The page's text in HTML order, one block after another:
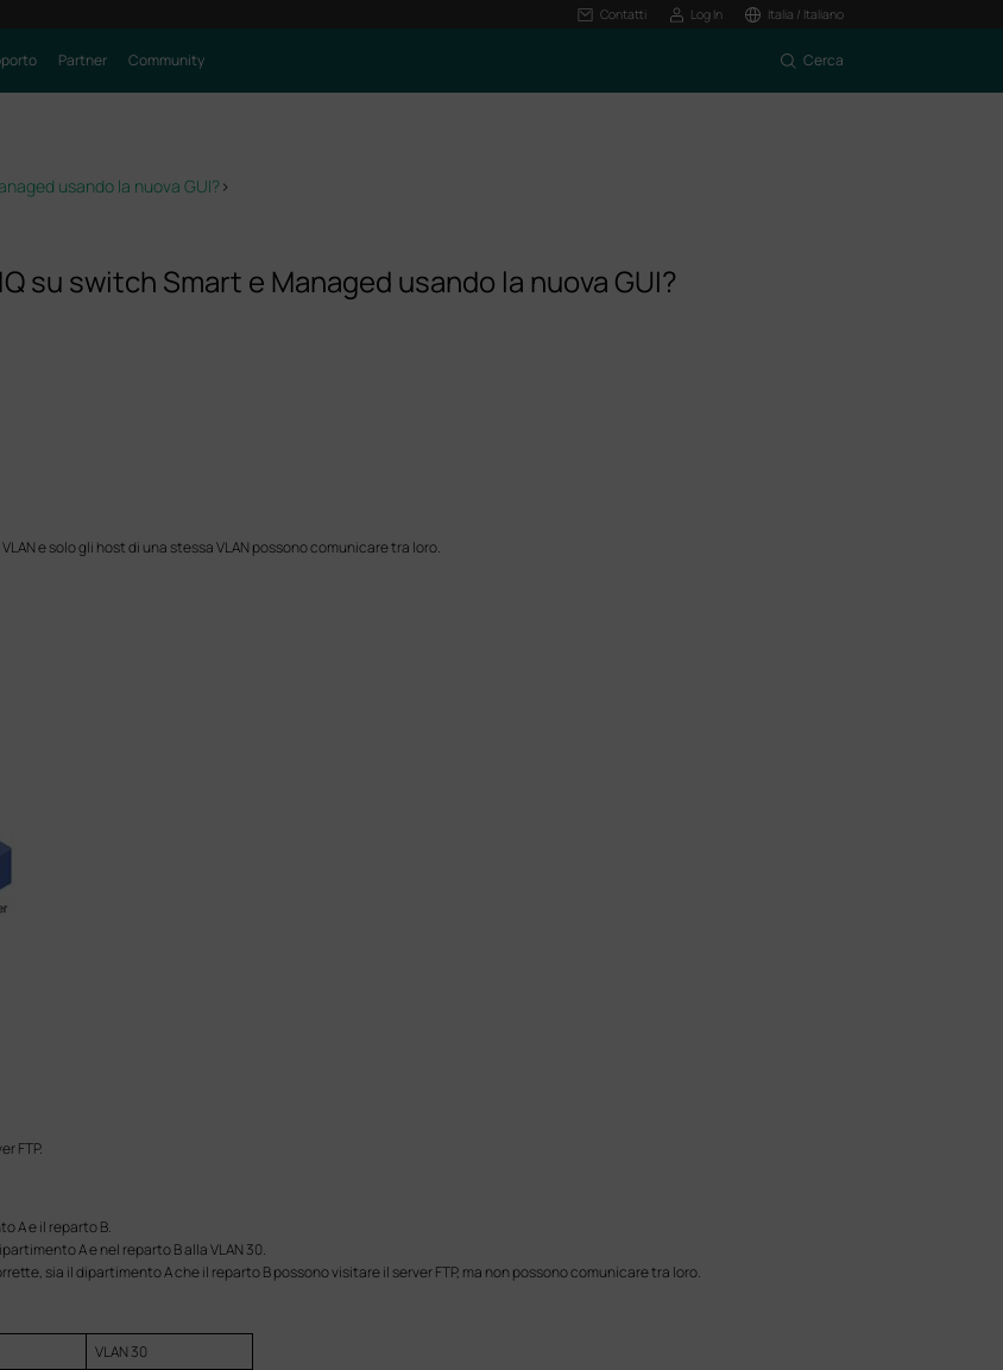
Contatti Log In Italia / Italiano
Partner Community Cerca
usando la nuova GUI?>
su switch Smart e Managed usando la nuova GUI?
e solo gli host di una stessa VLAN possono comunicare tra loro.
FTP.
A e il reparto B.
A e nel reparto B alla VLAN 30.
sia il dipartimento A che il reparto B possono visitare il server FTP, ma non possono comunicare tra loro.
VLAN 30